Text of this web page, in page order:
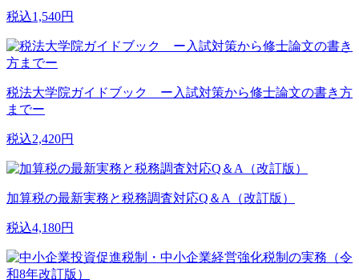
税込1,540円
税法大学院ガイドブック ー入試対策から修士論文の書き方
までー
税込2,420円
加算税の最新実務と税務調査対応Q＆A（改訂版）
税込4,180円